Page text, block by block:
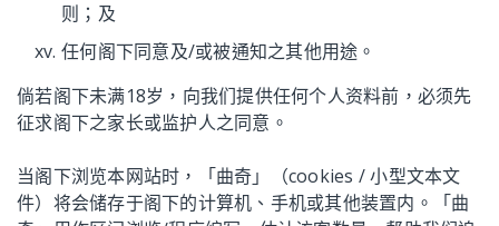
则；及
任何阁下同意及/或被通知之其他用途。
倘若阁下未满18岁，向我们提供任何个人资料前，必须先
征求阁下之家长或监护人之同意。
当阁下浏览本网站时，「曲奇」（cookies / 小型文本文
件）将会储存于阁下的计算机、手机或其他装置内。「曲